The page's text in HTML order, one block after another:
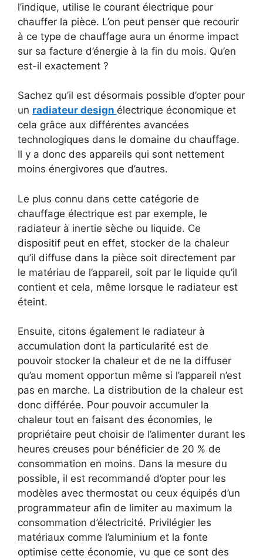
l’indique, utilise le courant électrique pour
chauffer la pièce. L’on peut penser que recourir
à ce type de chauffage aura un énorme impact
sur sa facture d’énergie à la fin du mois. Qu’en
est-il exactement ?
Sachez qu’il est désormais possible d’opter pour
un radiateur design électrique économique et
cela grâce aux différentes avancées
technologiques dans le domaine du chauffage.
Il y a donc des appareils qui sont nettement
moins énergivores que d’autres.
Le plus connu dans cette catégorie de
chauffage électrique est par exemple, le
radiateur à inertie sèche ou liquide. Ce
dispositif peut en effet, stocker de la chaleur
qu’il diffuse dans la pièce soit directement par
le matériau de l’appareil, soit par le liquide qu’il
contient et cela, même lorsque le radiateur est
éteint.
Ensuite, citons également le radiateur à
accumulation dont la particularité est de
pouvoir stocker la chaleur et de ne la diffuser
qu’au moment opportun même si l’appareil n’est
pas en marche. La distribution de la chaleur est
donc différée. Pour pouvoir accumuler la
chaleur tout en faisant des économies, le
propriétaire peut choisir de l’alimenter durant les
heures creuses pour bénéficier de 20 % de
consommation en moins. Dans la mesure du
possible, il est recommandé d’opter pour les
modèles avec thermostat ou ceux équipés d’un
programmateur afin de limiter au maximum la
consommation d’électricité. Privilégier les
matériaux comme l’aluminium et la fonte
optimise cette économie, vu que ce sont des